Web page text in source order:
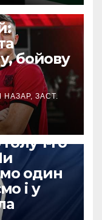
бойову
ЗАСТ.
1-го
один
і у